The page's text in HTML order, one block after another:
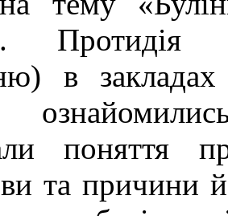
Протидія
в
поняття
та причини